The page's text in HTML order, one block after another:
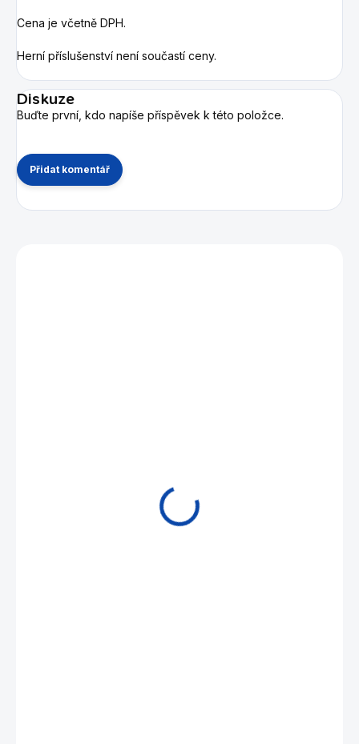
Cena je včetně DPH.
Herní příslušenství není součastí ceny.
Diskuze
Buďte první, kdo napíše příspěvek k této položce.
Přidat komentář